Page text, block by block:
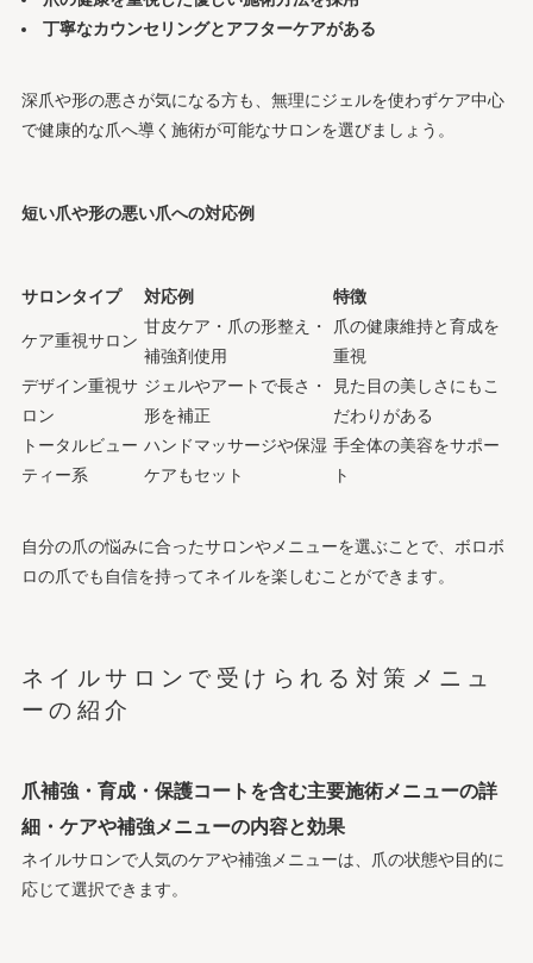
丁寧なカウンセリングとアフターケアがある
深爪や形の悪さが気になる方も、無理にジェルを使わずケア中心
で健康的な爪へ導く施術が可能なサロンを選びましょう。
短い爪や形の悪い爪への対応例
サロンタイプ 対応例 特徴
ケア重視サロン
甘皮ケア・爪の形整え・
補強剤使用
爪の健康維持と育成を
重視
デザイン重視サ
ロン
ジェルやアートで長さ・
形を補正
見た目の美しさにもこ
だわりがある
トータルビュー
ティー系
ハンドマッサージや保湿
ケアもセット
手全体の美容をサポー
ト
自分の爪の悩みに合ったサロンやメニューを選ぶことで、ボロボ
ロの爪でも自信を持ってネイルを楽しむことができます。
ネイルサロンで受けられる対策メニュ
ーの紹介
爪補強・育成・保護コートを含む主要施術メニューの詳
細・ケアや補強メニューの内容と効果
ネイルサロンで人気のケアや補強メニューは、爪の状態や目的に
応じて選択できます。